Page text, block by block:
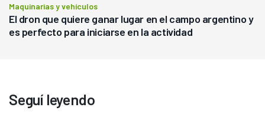
Maquinarias y vehículos
El dron que quiere ganar lugar en el campo argentino y
es perfecto para iniciarse en la actividad
Seguí leyendo